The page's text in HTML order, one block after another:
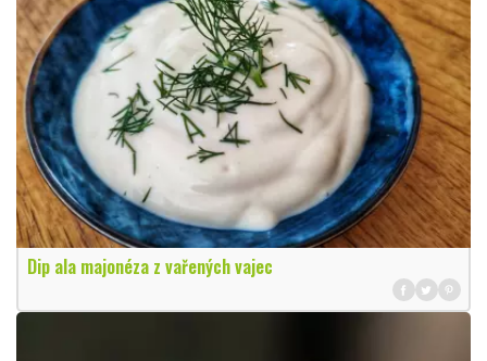
Dip ala majonéza z vařených vajec